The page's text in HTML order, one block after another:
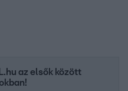
az elsők között